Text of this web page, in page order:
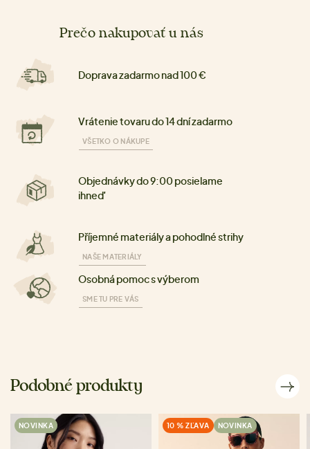
Prečo nakupovať u nás
Doprava zadarmo nad 100 €
Vrátenie tovaru do 14 dní zadarmo
VŠETKO O NÁKUPE
Objednávky do 9:00 posielame
ihneď
Příjemné materiály a pohodlné strihy
NAŠE MATERIÁLY
Osobná pomoc s výberom
SME TU PRE VÁS
Podobné produkty
NOVINKA 10 % ZĽAVA NOVINKA